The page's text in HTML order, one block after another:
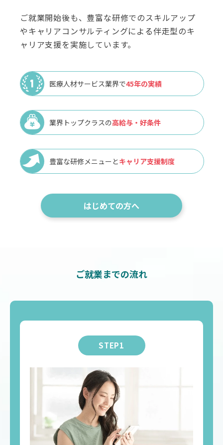
ご就業開始後も、豊富な研修でのスキルアップ
やキャリアコンサルティングによる伴走型のキ
ャリア支援を実施しています。
医療人材サービス業界で45年の実績
業界トップクラスの高給与・好条件
豊富な研修メニューとキャリア支援制度
はじめての方へ
ご就業までの流れ
STEP1